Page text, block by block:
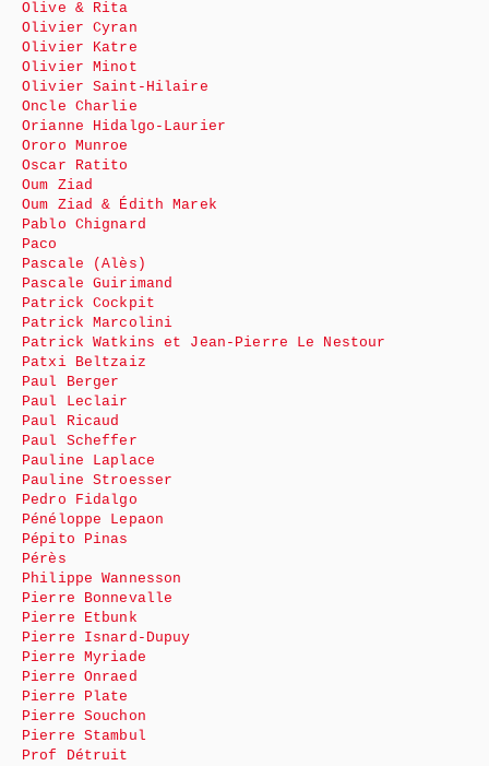
Olive & Rita
Olivier Cyran
Olivier Katre
Olivier Minot
Olivier Saint-Hilaire
Oncle Charlie
Orianne Hidalgo-Laurier
Ororo Munroe
Oscar Ratito
Oum Ziad
Oum Ziad & Édith Marek
Pablo Chignard
Paco
Pascale (Alès)
Pascale Guirimand
Patrick Cockpit
Patrick Marcolini
Patrick Watkins et Jean-Pierre Le Nestour
Patxi Beltzaiz
Paul Berger
Paul Leclair
Paul Ricaud
Paul Scheffer
Pauline Laplace
Pauline Stroesser
Pedro Fidalgo
Pénéloppe Lepaon
Pépito Pinas
Pérès
Philippe Wannesson
Pierre Bonnevalle
Pierre Etbunk
Pierre Isnard-Dupuy
Pierre Myriade
Pierre Onraed
Pierre Plate
Pierre Souchon
Pierre Stambul
Prof Détruit